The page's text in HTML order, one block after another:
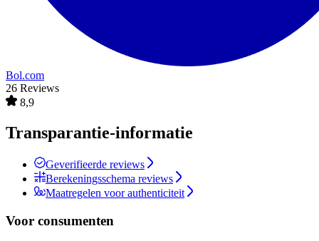
Bol.com
26 Reviews
8,9
Transparantie-informatie
Geverifieerde reviews
Berekeningsschema reviews
Maatregelen voor authenticiteit
Voor consumenten